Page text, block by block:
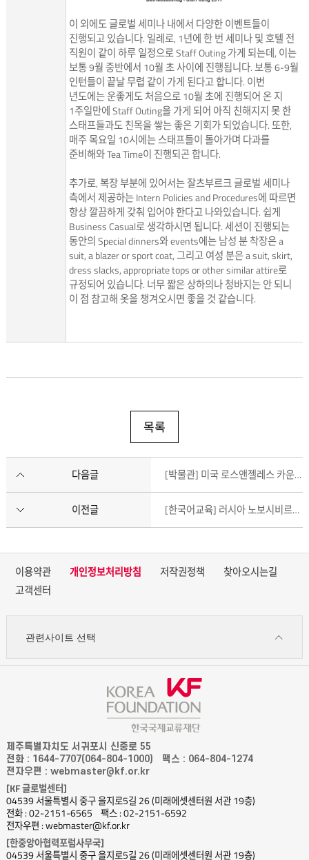
이 외에도 글로벌 세미나 내에서 다양한 이벤트들이
진행되고 있습니다. 일례로, 1년에 한 번 세미나 및 호텔 전
직원이 같이 하루 일정으로 Staff Outing 가게 되는데, 이는
보통 9월 중반에서 10월 초 사이에 진행됩니다. 보통 6-9월
인턴들이 끝날 무렵 같이 가게 된다고 합니다. 이번
년도에는 운좋게도 처음으로 10월 초에 진행되어 온 지
1주일만에 Staff Outing을 가게 되어 아직 친해지지 못 한
스태프들과도 친목을 쌓는 좋은 기회가 되었습니다. 또한,
매주 목요일 10시에는 스태프들이 돌아가며 다과를
준비해와 Tea Time이 진행되곤 합니다.
추가로, 복장 부분에 있어서는 잘츠부르크 글로벌 세미나
측에서 제공하는 Intern Policies and Procedures에 따르면
항상 깔끔하게 갖춰 입어야 한다고 나와있습니다. 쉽게
Business Casual로 생각하시면 됩니다. 세션이 진행되는
동안의 Special dinners와 events에는 남성 분 착장은 a
suit, a blazer or sport coat, 그리고 여성 분은 a suit, skirt,
dress slacks, appropriate tops or other similar attire로
규정되어 있습니다. 너무 짧은 상하의나 청바지는 안 되니
이 점 참고해 옷을 챙겨오시면 좋을 것 같습니다.
목록
다음글 [박물관] 미국 로스앤젤레스 카운티 미술관 이은수 4개월차
이전글 [한국어교육] 러시아 노보시비르스크국립대학교 한승희 7개월차
이용약관 개인정보처리방침 저작권정책
찾아오시는길
고객센터
관련사이트 선택
제주특별자치도 서귀포시 신중로 55
전화 : 1644-7707(064-804-1000)
팩스 : 064-804-1274
전자우편 : webmaster@kf.or.kr
[KF 글로벌센터]
04539 서울특별시 중구 을지로5길 26 (미래에셋센터원 서관 19층)
전화 : 02-2151-6565
팩스 : 02-2151-6592
전자우편 : webmaster@kf.or.kr
[한중앙아협력포럼사무국]
04539 서울특별시 중구 을지로5길 26 (미래에셋센터원 서관 19층)